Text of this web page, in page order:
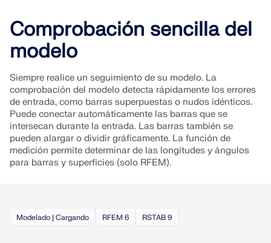
Comprobación sencilla del
modelo
Siempre realice un seguimiento de su modelo. La
comprobación del modelo detecta rápidamente los errores
de entrada, como barras superpuestas o nudos idénticos.
Puede conectar automáticamente las barras que se
intersecan durante la entrada. Las barras también se
pueden alargar o dividir gráficamente. La función de
medición permite determinar de las longitudes y ángulos
para barras y superficies (solo RFEM).
Modelado | Cargando RFEM 6 RSTAB 9